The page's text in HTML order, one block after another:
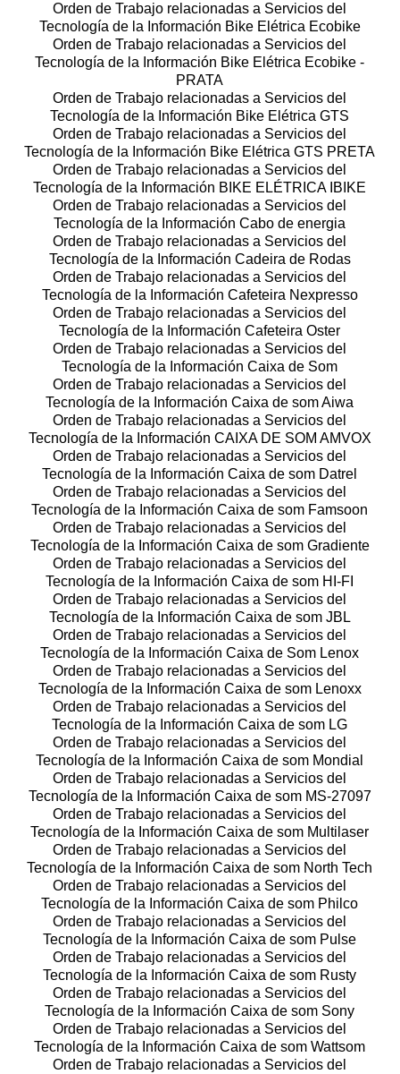
Orden de Trabajo relacionadas a Servicios del
Tecnología de la Información Bike Elétrica Ecobike
Orden de Trabajo relacionadas a Servicios del
Tecnología de la Información Bike Elétrica Ecobike -
PRATA
Orden de Trabajo relacionadas a Servicios del
Tecnología de la Información Bike Elétrica GTS
Orden de Trabajo relacionadas a Servicios del
Tecnología de la Información Bike Elétrica GTS PRETA
Orden de Trabajo relacionadas a Servicios del
Tecnología de la Información BIKE ELÉTRICA IBIKE
Orden de Trabajo relacionadas a Servicios del
Tecnología de la Información Cabo de energia
Orden de Trabajo relacionadas a Servicios del
Tecnología de la Información Cadeira de Rodas
Orden de Trabajo relacionadas a Servicios del
Tecnología de la Información Cafeteira Nexpresso
Orden de Trabajo relacionadas a Servicios del
Tecnología de la Información Cafeteira Oster
Orden de Trabajo relacionadas a Servicios del
Tecnología de la Información Caixa de Som
Orden de Trabajo relacionadas a Servicios del
Tecnología de la Información Caixa de som Aiwa
Orden de Trabajo relacionadas a Servicios del
Tecnología de la Información CAIXA DE SOM AMVOX
Orden de Trabajo relacionadas a Servicios del
Tecnología de la Información Caixa de som Datrel
Orden de Trabajo relacionadas a Servicios del
Tecnología de la Información Caixa de som Famsoon
Orden de Trabajo relacionadas a Servicios del
Tecnología de la Información Caixa de som Gradiente
Orden de Trabajo relacionadas a Servicios del
Tecnología de la Información Caixa de som HI-FI
Orden de Trabajo relacionadas a Servicios del
Tecnología de la Información Caixa de som JBL
Orden de Trabajo relacionadas a Servicios del
Tecnología de la Información Caixa de Som Lenox
Orden de Trabajo relacionadas a Servicios del
Tecnología de la Información Caixa de som Lenoxx
Orden de Trabajo relacionadas a Servicios del
Tecnología de la Información Caixa de som LG
Orden de Trabajo relacionadas a Servicios del
Tecnología de la Información Caixa de som Mondial
Orden de Trabajo relacionadas a Servicios del
Tecnología de la Información Caixa de som MS-27097
Orden de Trabajo relacionadas a Servicios del
Tecnología de la Información Caixa de som Multilaser
Orden de Trabajo relacionadas a Servicios del
Tecnología de la Información Caixa de som North Tech
Orden de Trabajo relacionadas a Servicios del
Tecnología de la Información Caixa de som Philco
Orden de Trabajo relacionadas a Servicios del
Tecnología de la Información Caixa de som Pulse
Orden de Trabajo relacionadas a Servicios del
Tecnología de la Información Caixa de som Rusty
Orden de Trabajo relacionadas a Servicios del
Tecnología de la Información Caixa de som Sony
Orden de Trabajo relacionadas a Servicios del
Tecnología de la Información Caixa de som Wattsom
Orden de Trabajo relacionadas a Servicios del